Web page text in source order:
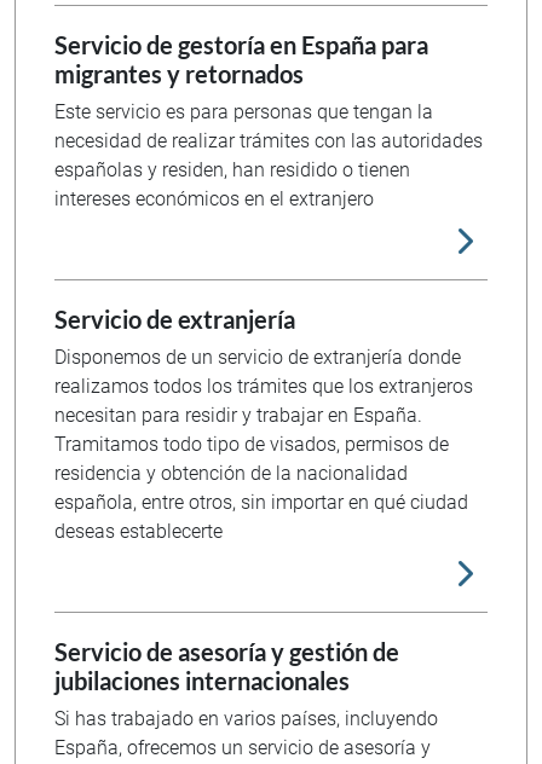
Servicio de gestoría en España para
migrantes y retornados
Este servicio es para personas que tengan la
necesidad de realizar trámites con las autoridades
españolas y residen, han residido o tienen
intereses económicos en el extranjero
Servicio de extranjería
Disponemos de un servicio de extranjería donde
realizamos todos los trámites que los extranjeros
necesitan para residir y trabajar en España.
Tramitamos todo tipo de visados, permisos de
residencia y obtención de la nacionalidad
española, entre otros, sin importar en qué ciudad
deseas establecerte
Servicio de asesoría y gestión de
jubilaciones internacionales
Si has trabajado en varios países, incluyendo
España, ofrecemos un servicio de asesoría y